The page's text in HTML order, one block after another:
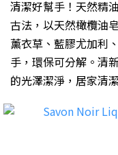
清潔好幫手！天然精
古法，以天然橄欖油
薰衣草、藍膠尤加利
手，環保可分解。清
的光澤潔淨，居家清